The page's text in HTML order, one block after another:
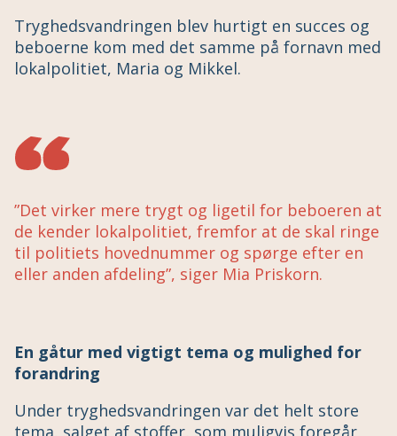
Tryghedsvandringen blev hurtigt en succes og
beboerne kom med det samme på fornavn med
lokalpolitiet, Maria og Mikkel.
”Det virker mere trygt og ligetil for beboeren at
de kender lokalpolitiet, fremfor at de skal ringe
til politiets hovednummer og spørge efter en
eller anden afdeling”, siger Mia Priskorn.
En gåtur med vigtigt tema og mulighed for
forandring
Under tryghedsvandringen var det helt store
tema, salget af stoffer, som muligvis foregår